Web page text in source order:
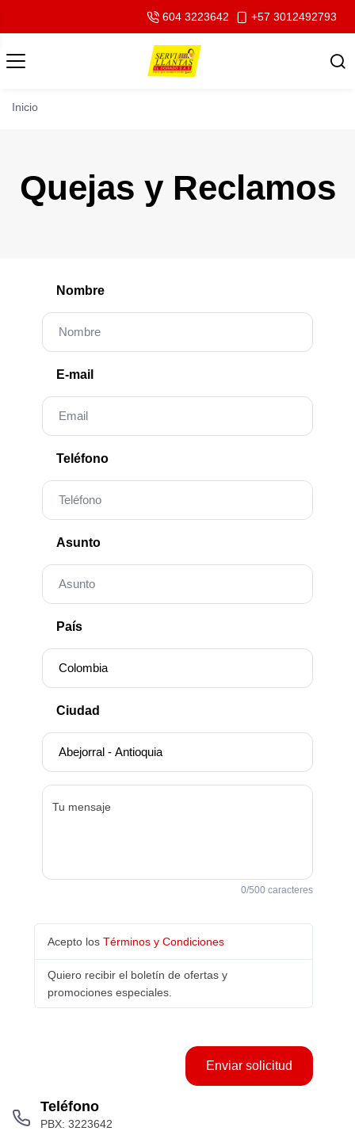
604 3223642 +57 3012492793
Inicio
Quejas y Reclamos
Nombre
E-mail
Teléfono
Asunto
País
Ciudad
Tu mensaje
0/500 caracteres
Acepto los Términos y Condiciones
Quiero recibir el boletín de ofertas y
promociones especiales.
Enviar solicitud
Teléfono
PBX: 3223642